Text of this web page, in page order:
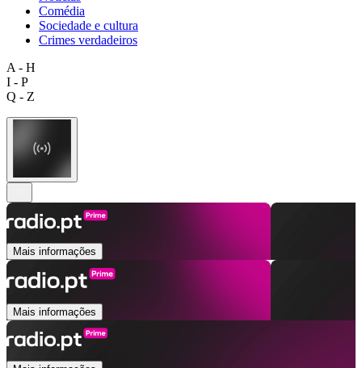
Comédia
Sociedade e cultura
Crimes verdadeiros
A - H
I - P
Q - Z
Mais informações
Mais informações